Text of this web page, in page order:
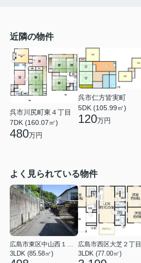
近隣の物件
呉市川尻町東４丁目
7DK (160.07㎡)
480万円
呉市仁方皆実町
5DK (105.99㎡)
120万円
よく見られている物件
3LDK (85.58㎡)
広島市西区大芝２丁目
3LDK (77.00㎡)